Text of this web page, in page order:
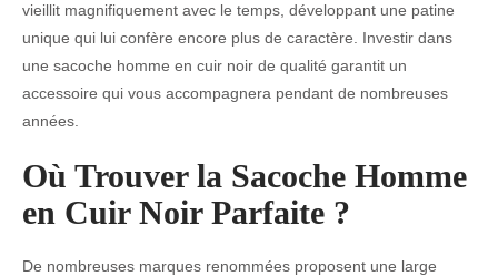
vieillit magnifiquement avec le temps, développant une patine
unique qui lui confère encore plus de caractère. Investir dans
une sacoche homme en cuir noir de qualité garantit un
accessoire qui vous accompagnera pendant de nombreuses
années.
Où Trouver la Sacoche Homme
en Cuir Noir Parfaite ?
De nombreuses marques renommées proposent une large